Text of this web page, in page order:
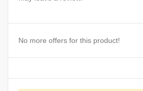
No more offers for this product!